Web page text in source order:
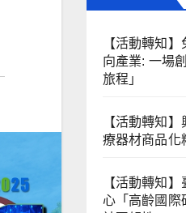
【活動轉知
向產業: ⼀場
旅程」
【活動轉知
療器材商品化
【活動轉知
心「高齡國際